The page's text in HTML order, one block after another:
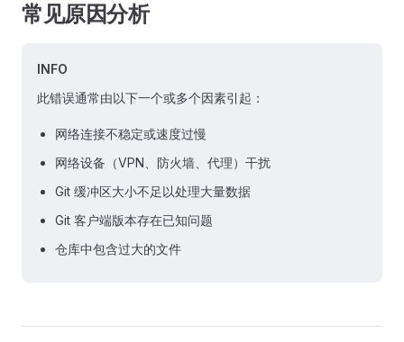
常见原因分析
INFO
此错误通常由以下一个或多个因素引起：
网络连接不稳定或速度过慢
网络设备（VPN、防火墙、代理）干扰
Git 缓冲区大小不足以处理大量数据
Git 客户端版本存在已知问题
仓库中包含过大的文件